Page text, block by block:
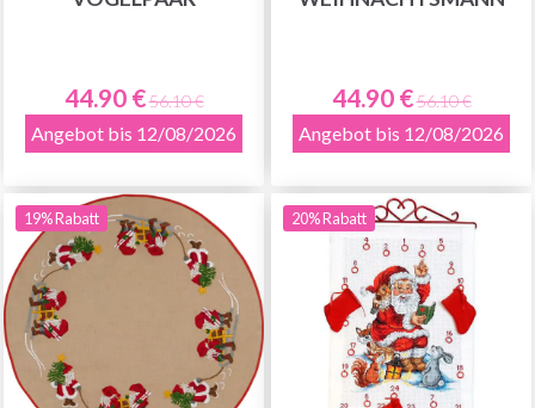
44.90 €56.10 €
Angebot bis 12/08/2026
44.90 €56.10 €
Angebot bis 12/08/2026
19% Rabatt 20% Rabatt